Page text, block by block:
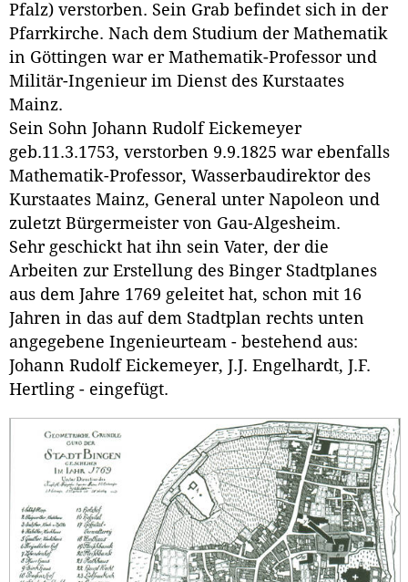
Pfalz) verstorben. Sein Grab befindet sich in der
Pfarrkirche. Nach dem Studium der Mathematik
in Göttingen war er Mathematik-Professor und
Militär-Ingenieur im Dienst des Kurstaates
Mainz.
Sein Sohn Johann Rudolf Eickemeyer
geb.11.3.1753, verstorben 9.9.1825 war ebenfalls
Mathematik-Professor, Wasserbaudirektor des
Kurstaates Mainz, General unter Napoleon und
zuletzt Bürgermeister von Gau-Algesheim.
Sehr geschickt hat ihn sein Vater, der die
Arbeiten zur Erstellung des Binger Stadtplanes
aus dem Jahre 1769 geleitet hat, schon mit 16
Jahren in das auf dem Stadtplan rechts unten
angegebene Ingenieurteam - bestehend aus:
Johann Rudolf Eickemeyer, J.J. Engelhardt, J.F.
Hertling - eingefügt.